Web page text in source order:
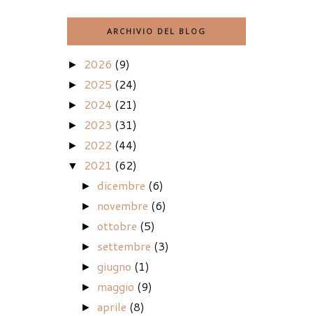
ARCHIVIO DEL BLOG
► 2026 (9)
► 2025 (24)
► 2024 (21)
► 2023 (31)
► 2022 (44)
▼ 2021 (62)
►dicembre (6)
► novembre (6)
►ottobre (5)
► settembre (3)
►giugno (1)
► maggio (9)
►aprile (8)